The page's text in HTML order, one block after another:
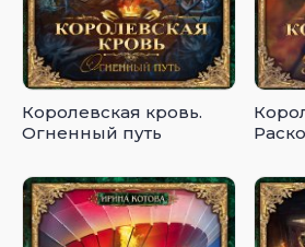
Королевская кровь.
Огненный путь